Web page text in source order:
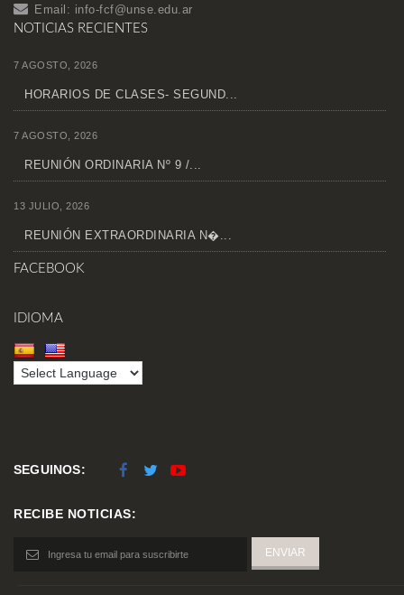
Email: info-fcf@unse.edu.ar
NOTICIAS RECIENTES
7 AGOSTO, 2026
HORARIOS DE CLASES- SEGUND...
7 AGOSTO, 2026
REUNIÓN ORDINARIA Nº 9 /...
13 JULIO, 2026
REUNIÓN EXTRAORDINARIA N�...
FACEBOOK
IDIOMA
SEGUINOS:
RECIBE NOTICIAS: